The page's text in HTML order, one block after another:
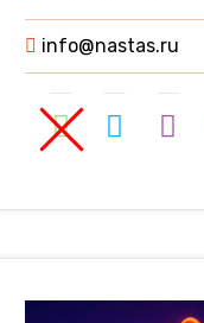
info@nastas.ru